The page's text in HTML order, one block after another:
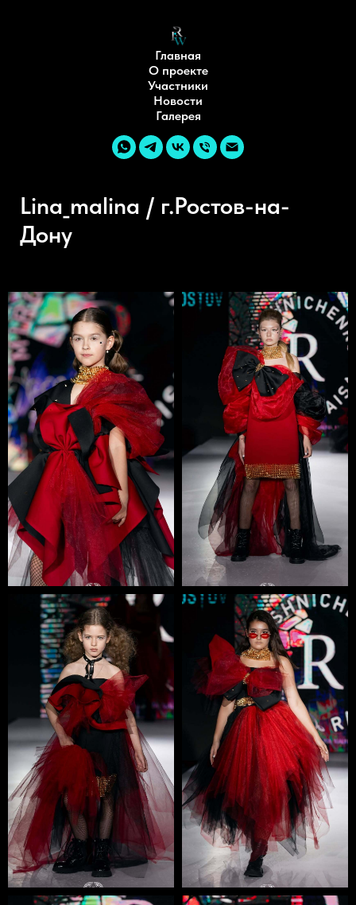
Главная
О проекте
Участники
Новости
Галерея
Lina_malina / г.Ростов-на-
Дону